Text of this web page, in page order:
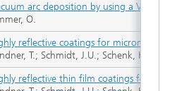
arc deposition by using a
O.
reflective coatings for
T.; Schmidt, J.U.; Schenk, H.;
reflective thin film coatings for high